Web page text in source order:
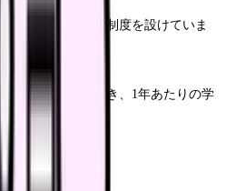
向けに長期履修制度を設けていま
修することができ、1年あたりの学
。